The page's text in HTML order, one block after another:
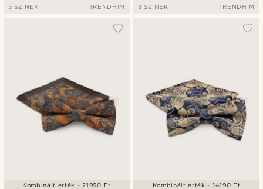
5 SZÍNEK TRENDHIM 3 SZÍNEK TRENDHIM
Kombinált érték - 21990 Ft Kombinált érték - 14190 Ft